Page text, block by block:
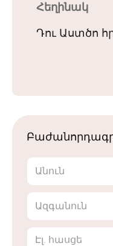
Հեղինակ
Դու Աստծո
Անուն
Ազգանուն
Էլ. հասցե